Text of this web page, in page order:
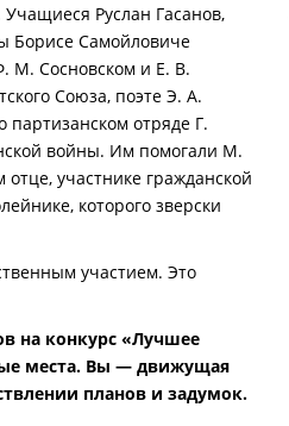
Руслан Гасанов,
Борисе Самойловиче
М. Сосновском и Е. В.
Союза, поэте Э. А.
отряде Г.
войны. Им помогали М.
участнике гражданской
которого зверски
участием. Это
на конкурс «Лучшее
места. Вы — движущая
планов и задумок.